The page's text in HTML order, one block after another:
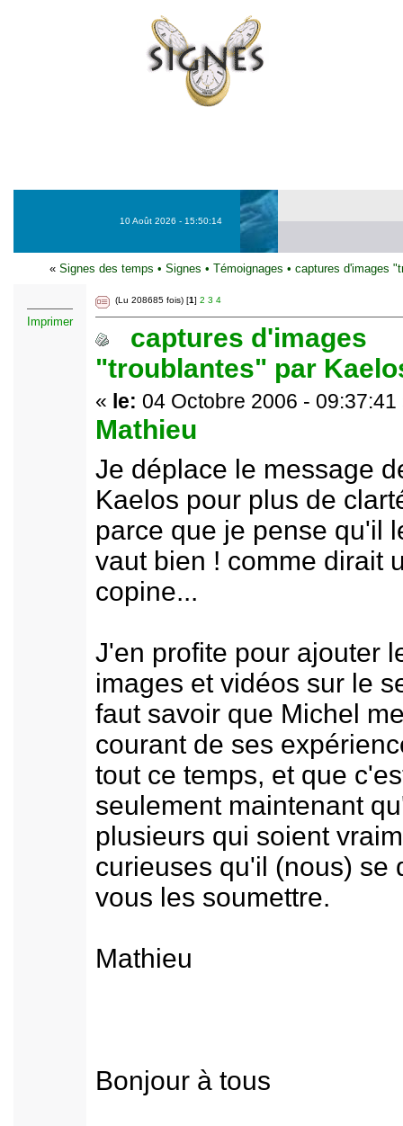
10 Août 2026 - 15:50:14
« Signes des temps • Signes • Témoignages • captures d'images
Imprimer
(Lu 208685 fois) [1] 2 3 4
captures d'images
"troublantes" par
« le: 04 Octobre 2006 - 09:37:41
Mathieu
Je déplace le message
Kaelos pour plus de
parce que je pense qu'il
vaut bien ! comme dirait
copine...
J'en profite pour ajouter
images et vidéos sur le
faut savoir que Michel
courant de ses
tout ce temps, et que
seulement maintenant
plusieurs qui soient
curieuses qu'il (nous) se
vous les soumettre.
Mathieu
Bonjour à tous